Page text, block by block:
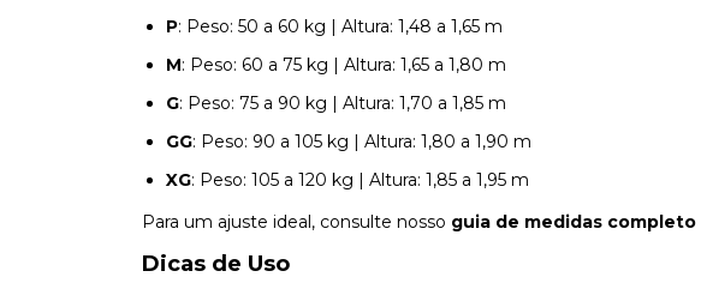
P: Peso: 50 a 60 kg | Altura: 1,48 a 1,65 m
M: Peso: 60 a 75 kg | Altura: 1,65 a 1,80 m
G: Peso: 75 a 90 kg | Altura: 1,70 a 1,85 m
GG: Peso: 90 a 105 kg | Altura: 1,80 a 1,90 m
XG: Peso: 105 a 120 kg | Altura: 1,85 a 1,95 m
Para um ajuste ideal, consulte nosso guia de medidas completo
Dicas de Uso